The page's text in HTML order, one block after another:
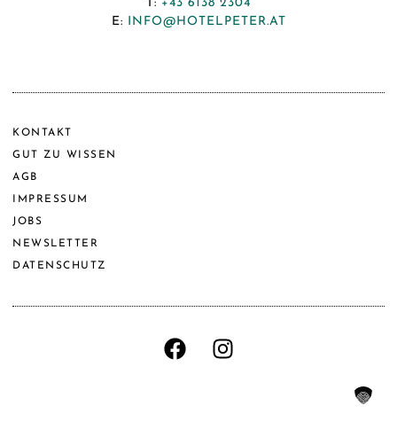
T: +43 6138 2304
E:
INFO@HOTELPETER.AT
KONTAKT
GUT ZU WISSEN
AGB
IMPRESSUM
JOBS
NEWSLETTER
DATENSCHUTZ